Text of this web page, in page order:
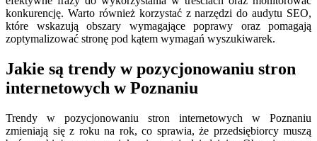
konkurencję. Warto również korzystać z narzędzi do audytu SEO,
które wskazują obszary wymagające poprawy oraz pomagają
zoptymalizować stronę pod kątem wymagań wyszukiwarek.
Jakie są trendy w pozycjonowaniu stron
internetowych w Poznaniu
Trendy w pozycjonowaniu stron internetowych w Poznaniu
zmieniają się z roku na rok, co sprawia, że przedsiębiorcy muszą